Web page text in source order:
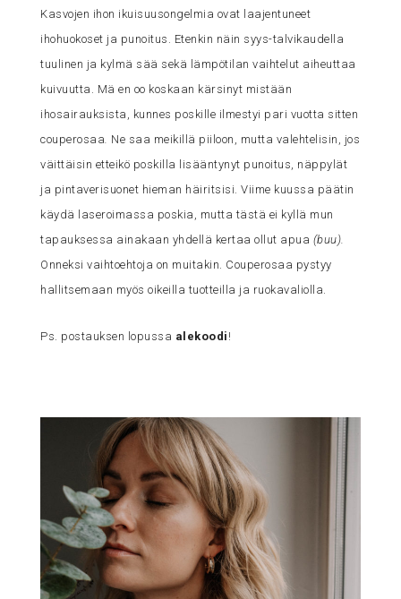
Kasvojen ihon ikuisuusongelmia ovat laajentuneet
ihohuokoset ja punoitus. Etenkin näin syys-talvikaudella
tuulinen ja kylmä sää sekä lämpötilan vaihtelut aiheuttaa
kuivuutta. Mä en oo koskaan kärsinyt mistään
ihosairauksista, kunnes poskille ilmestyi pari vuotta sitten
couperosaa Ne saa meikillä piiloon, mutta valehtelisin, jos
väittäisin etteikö poskilla lisääntynyt punoitus, näppylät
ja pintaverisuonet hieman häiritsisi. Viime kuussa päätin
käydä laseroimassa poskia, mutta tästä ei kyllä mun
tapauksessa ainakaan yhdellä kertaa ollut apua (buu).
Onneksi vaihtoehtoja on muitakin. Couperosaa pystyy
hallitsemaan myös oikeilla tuotteilla ja ruokavaliolla.
Ps. postauksen lopussa alekoodi !